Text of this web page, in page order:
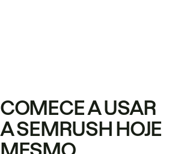
COMECE A USAR
A SEMRUSH HOJE